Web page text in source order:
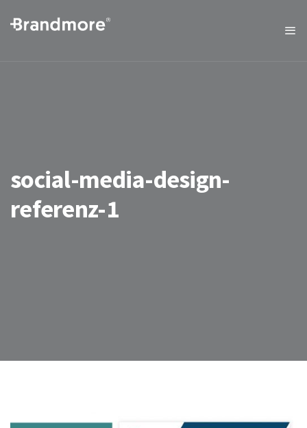
social-media-design-
referenz-1